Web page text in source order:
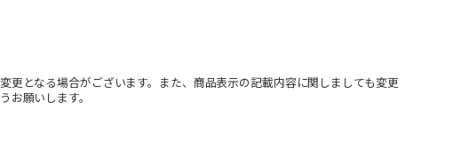
となる場合がございます。また、商品表示の記載内容に関しましても変更
お願いします。